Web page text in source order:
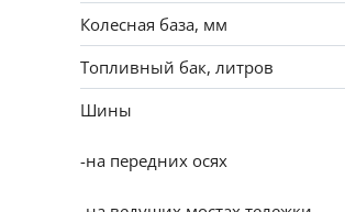
Колесная база, мм
Топливный бак, литров
Шины
-на передних осях